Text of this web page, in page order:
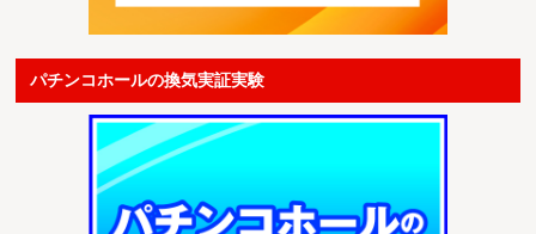
パチンコホールの換気実証実験